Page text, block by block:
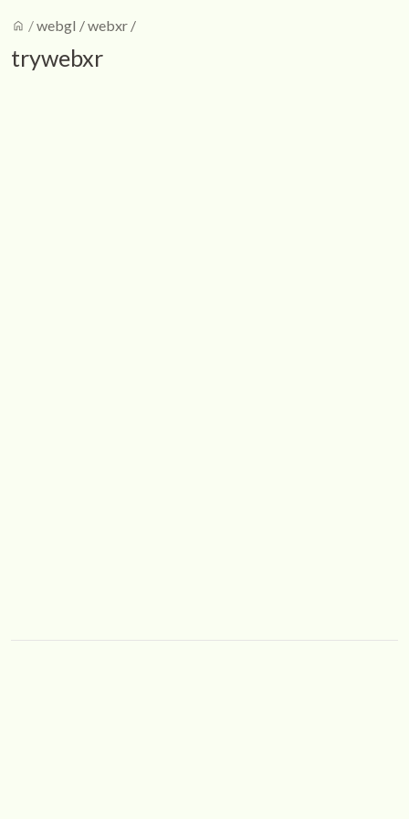
home /webgl /webxr /
trywebxr